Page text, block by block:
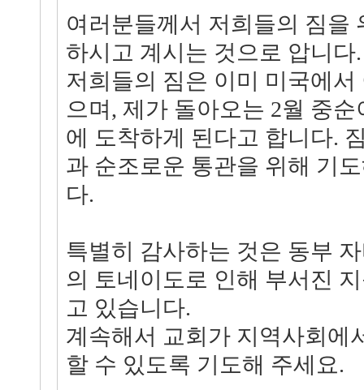
여러분들께서 저희들의 짐을
하시고 계시는 것으로 압니
저희들의 짐은 이미 미국에
으며, 제가 돌아오는 2월 중
에 도착하게 된다고 합니다.
과 순조로운 통관을 위해 기
다.
특별히 감사하는 것은 동부
의 토네이도로 인해 부서진
고 있습니다.
계속해서 교회가 지역사회에
할 수 있도록 기도해 주세요.